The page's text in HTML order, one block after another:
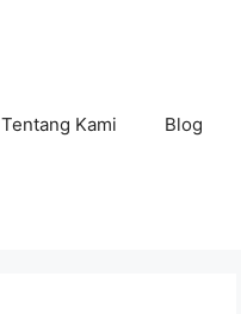
Tentang Kami Blog